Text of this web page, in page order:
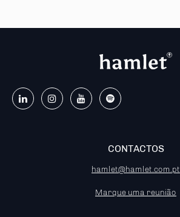
CONTACTOS
hamlet@hamlet.com.pt
Marque uma reunião